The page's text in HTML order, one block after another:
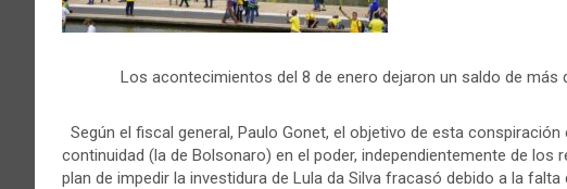
Los acontecimientos del 8 de enero dejaron un saldo de más
Según el fiscal general, Paulo Gonet, el objetivo de esta
continuidad (la de Bolsonaro) en el poder, independientemente de los
plan de impedir la investidura de Lula da Silva fracasó debido a la